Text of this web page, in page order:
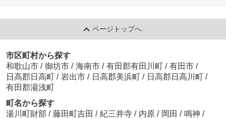
ページトップへ
市区町村から探す
和歌山市 / 御坊市 / 海南市 / 有田郡有田川町 / 有田市 /
日高郡日高町 / 岩出市 / 日高郡美浜町 / 日高郡日高川町 /
有田郡湯浅町
町名から探す
湯川町財部 / 藤田町吉田 / 紀三井寺 / 内原 / 岡田 / 鳴神 /